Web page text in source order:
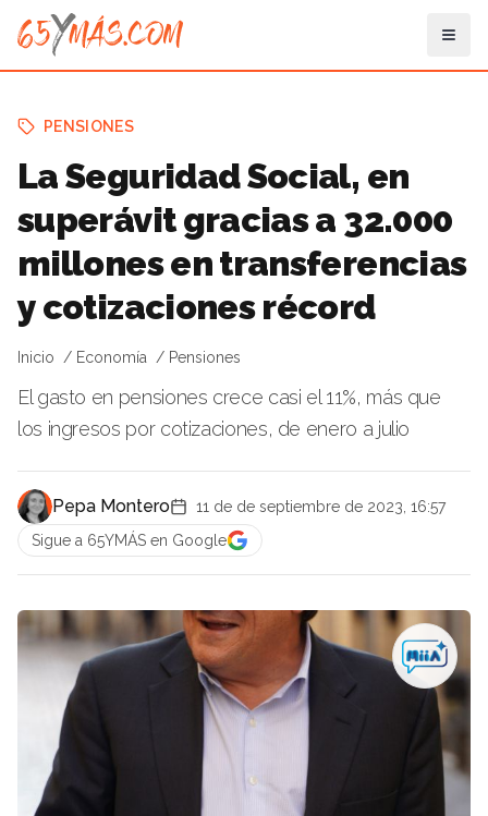
PENSIONES
La Seguridad Social, en
superávit gracias a 32.000
millones en transferencias
y cotizaciones récord
Inicio Economía Pensiones
El gasto en pensiones crece casi el 11%, más que
los ingresos por cotizaciones, de enero a julio
Pepa Montero
11 de de septiembre de 2023, 16:57
Sigue a 65YMÁS en Google